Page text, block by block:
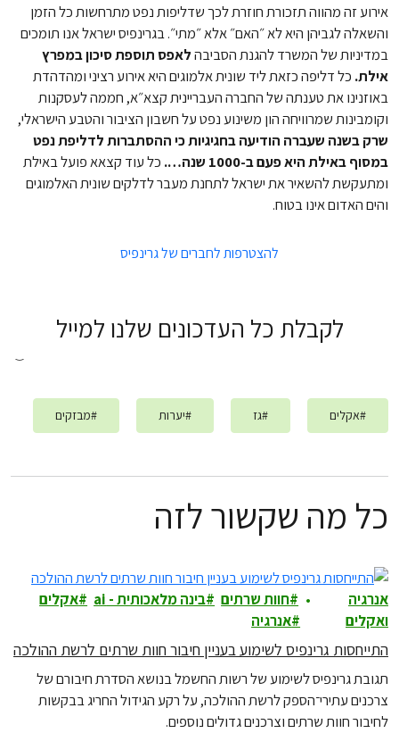
אירוע זה מהווה תזכורת חוזרת לכך שדליפות נפט מתרחשות כל הזמן
והשאלה לגביהן היא לא ״האם״ אלא ״מתי״. בגרינפיס ישראל אנו תומכים
במדיניות של המשרד להגנת הסביבהלאפס תוספת סיכון במפרץ
אילת. כל דליפה כזאת ליד שונית אלמוגים היא אירוע רציני ומהדהדת
באוזנינו את טענתה של החברה העבריינית קצא״א, חממה לעסקנות
וקומבינות שמרוויחה הון משינוע נפט על חשבון הציבור והטבע הישראלי,
שרק בשנה שעברה הודיעה בחגיגיות כי ההסתברות לדליפת נפט
במסוף באילת היא פעם ב-1000 שנה….
כל עוד קצאא פועל באילת
ומתעקשת להשאיר את ישראל לתחנת מעבר לדלקים שונית האלמוגים
והים האדום אינו בטוח.
להצטרפות לחברים של גרינפיס
לקבלת כל העדכונים שלנו למייל
#אקלים #גז #יערות #מבזקים
כל מה שקשור לזה
אנרגיה
ואקלים
חוות שרתים בינה מלאכותית - ai
אקלים
אנרגיה
התייחסות גרינפיס לשימוע בעניין חיבור חוות שרתים לרשת ההולכה
תגובת גרינפיס לשימוע של רשות החשמל בנושא הסדרת חיבורם של
צרכנים עתירי־הספק לרשת ההולכה, על רקע הגידול החריג בבקשות
לחיבור חוות שרתים וצרכנים גדולים נוספים.